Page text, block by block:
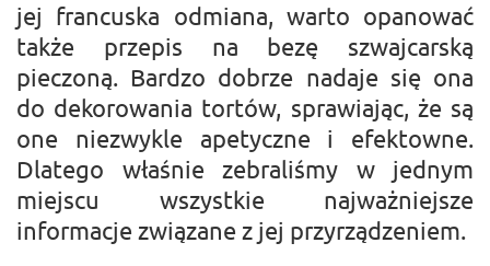
jej francuska odmiana, warto opanować
także przepis na bezę szwajcarską
pieczoną. Bardzo dobrze nadaje się ona
do dekorowania tortów, sprawiając, że są
one niezwykle apetyczne i efektowne.
Dlatego właśnie zebraliśmy w jednym
miejscu wszystkie najważniejsze
informacje związane z jej przyrządzeniem.